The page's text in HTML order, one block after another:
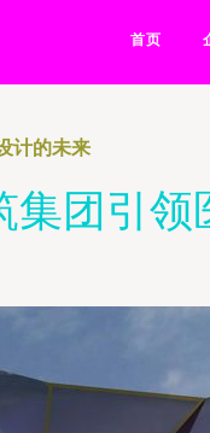
首页
计的未来
团引